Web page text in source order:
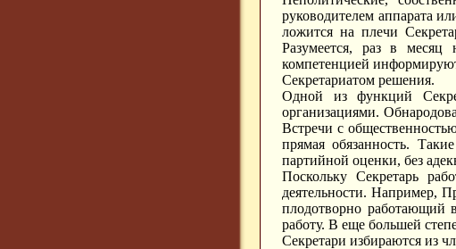
руководителем аппарата
ложится на плечи
Разумеется, раз в месяц
компетенцией
Секретариатом решения.
Одной из функций
организациями.
Встречи с
прямая обязанность.
партийной оценки, без
Поскольку Секретарь
деятельности. Например,
плодотворно работающий
работу. В еще большей
Секретари избираются из